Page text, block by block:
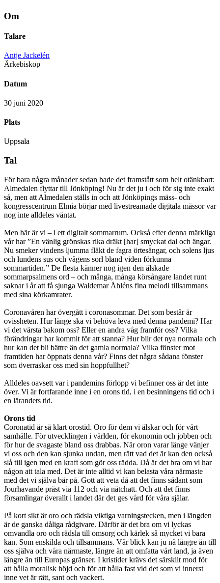
Om
Talare
Antje Jackelén
Ärkebiskop
Datum
30 juni 2020
Plats
Uppsala
Tal
För bara några månader sedan hade det framstått som helt otänkbart:
Almedalen flyttar till Jönköping! Nu är det ju i och för sig inte exakt
så, men att Almedalen ställs in och att Jönköpings mäss- och
kongresscentrum Elmia börjar med livestreamade digitala mässor var
nog inte alldeles väntat.
Men här är vi – i ett digitalt sommarrum. Också efter denna märkliga
vår har ”En vänlig grönskas rika dräkt [har] smyckat dal och ängar.
Nu smeker vindens ljumma fläkt de fagra örtesängar, och solens ljus
och lundens sus och vågens sorl bland viden förkunna
sommartiden.” De flesta känner nog igen den älskade
sommarpsalmens ord – och många, många körsångare landet runt
saknar i år att få sjunga Waldemar Åhléns fina melodi tillsammans
med sina körkamrater.
Coronavåren har övergått i coronasommar. Det som består är
ovissheten. Hur länge ska vi behöva leva med denna pandemi? Har
vi det värsta bakom oss? Eller en andra våg framför oss? Vilka
förändringar har kommit för att stanna? Hur blir det nya normala och
hur kan det bli bättre än det gamla normala? Vilka fönster mot
framtiden har öppnats denna vår? Finns det några sådana fönster
som överraskar oss med sin hoppfullhet?
Alldeles oavsett var i pandemins förlopp vi befinner oss är det inte
över. Vi är fortfarande inne i en orons tid, i en besinningens tid och i
en lärandets tid.
Orons tid
Coronatid är så klart orostid. Oro för dem vi älskar och för vårt
samhälle. För utvecklingen i världen, för ekonomin och jobben och
för hur de svagaste bland oss drabbas. När oron varar länge vänjer
vi oss och den kan sjunka undan, men rätt vad det är kan den också
slå till igen med en kraft som gör oss rädda. Då är det bra om vi har
någon att tala med. Det är inte alltid vi kan belasta våra närmaste
med det vi själva bär på. Gott att veta då att det finns sådant som
Jourhavande präst via 112 och via nätchatt. Och att det finns
församlingar överallt i landet där det ges vård för våra själar.
På kort sikt är oro och rädsla viktiga varningstecken, men i längden
är de ganska dåliga rådgivare. Därför är det bra om vi lyckas
omvandla oro och rädsla till omsorg och kärlek så mycket vi bara
kan. Som enskilda och tillsammans. Vår blick kan ju nå längre än till
oss själva och våra närmaste, längre än att omfatta vårt land, ja även
längre än till Europas gränser. I kristider krävs det särskilt mod för
att hålla moralisk höjd och för att hålla fast vid det som vi innerst
inne vet är rätt, sant och vackert.